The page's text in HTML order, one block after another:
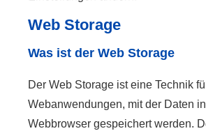
Web Storage
Was ist der Web Storage
Der Web Storage ist eine Technik
Webanwendungen, mit der Daten
Webbrowser gespeichert werden.